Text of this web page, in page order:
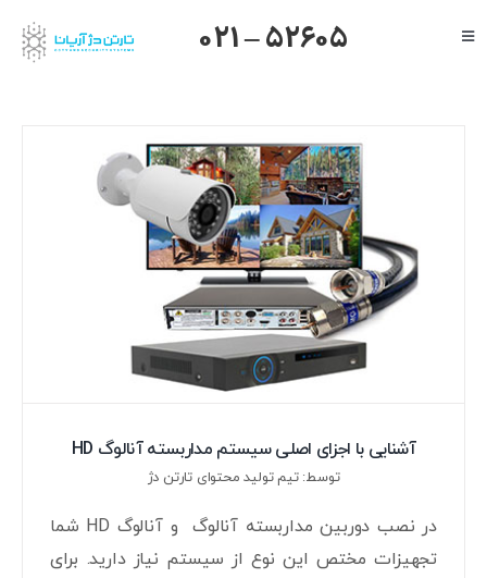
to
Toggle
هایک ویژن
021 – 52605
آشنایی با اجزای اصلی سیستم مداربسته آنالوگ HD
توسط: تیم تولید محتوای تارتن دژ
در نصب دوربین مداربسته آنالوگ و آنالوگ HD شما
تجهیزات مختص این نوع از سیستم نیاز دارید. برای